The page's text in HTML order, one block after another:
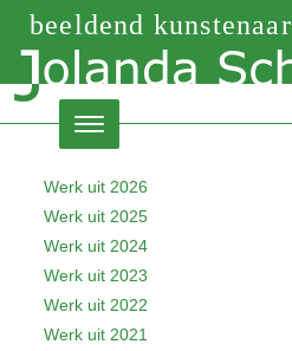
beeldend kunstenaar
Werk uit 2026
Werk uit 2025
Werk uit 2024
Werk uit 2023
Werk uit 2022
Werk uit 2021